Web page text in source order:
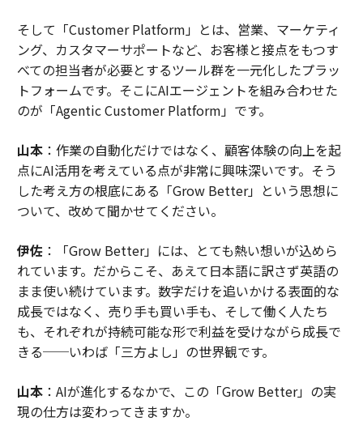
そして「Customer Platform」とは、営業、マーケティ
ング、カスタマーサポートなど、お客様と接点をもつす
べての担当者が必要とするツール群を一元化したプラッ
トフォームです。そこにAIエージェントを組み合わせた
のが「Agentic Customer Platform」です。
山本：作業の自動化だけではなく、顧客体験の向上を起
点にAI活用を考えている点が非常に興味深いです。そう
した考え方の根底にある「Grow Better」という思想に
ついて、改めて聞かせてください。
伊佐：「Grow Better」には、とても熱い想いが込めら
れています。だからこそ、あえて日本語に訳さず英語の
まま使い続けています。数字だけを追いかける表面的な
成長ではなく、売り手も買い手も、そして働く人たち
も、それぞれが持続可能な形で利益を受けながら成長で
きる──いわば「三方よし」の世界観です。
山本：AIが進化するなかで、この「Grow Better」の実
現の仕方は変わってきますか。